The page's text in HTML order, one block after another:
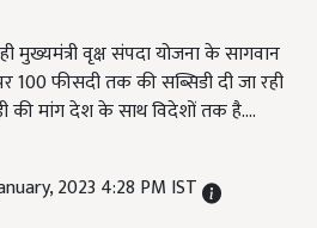
मुख्यमंत्री वृक्ष संपदा योजना के सागवान
फीसदी तक की सब्सिडी दी जा रही
की मांग देश के साथ विदेशों तक है....
2023 4:28 PM IST